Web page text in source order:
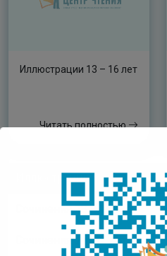
Иллюстрации 13 – 16 лет
Читать полностью
Иллюстрации
Сочинения 13 – 16 лет
Сочинения 7 – 12 лет